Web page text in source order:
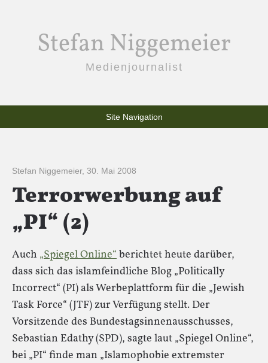
Stefan Niggemeier
Medienjournalist
Site Navigation
Stefan Niggemeier, 30. Mai 2008
Terrorwerbung auf
„PI“ (2)
Auch „Spiegel Online“berichtet heute darüber,
dass sich das islamfeindliche Blog „Politically
Incorrect“ (PI) als Werbeplattform für die „Jewish
Task Force“ (JTF) zur Verfügung stellt. Der
Vorsitzende des Bundestagsinnenausschusses,
Sebastian Edathy (SPD), sagte laut „Spiegel Online“,
bei „PI“ finde man „Islamophobie extremster